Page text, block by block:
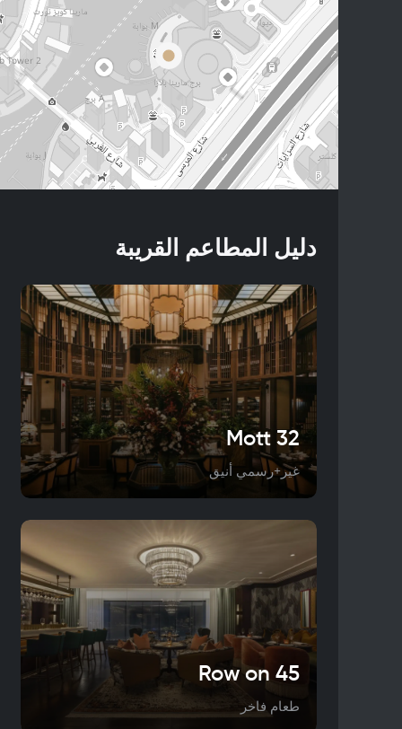
دليل المطاعم القريبة
Mott 32
غير+رسمي أنيق
Row on 45
طعام فاخر